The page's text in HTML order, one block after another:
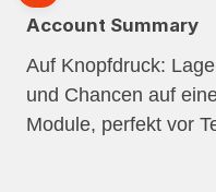
Account Summary
Auf Knopfdruck:
und Chancen auf
Module, perfekt vor